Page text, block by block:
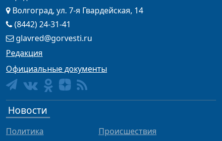
Волгоград, ул. 7-я Гвардейская, 14
(8442) 24-31-41
glavred@gorvesti.ru
Редакция
Официальные документы
Новости
Политика
Происшествия